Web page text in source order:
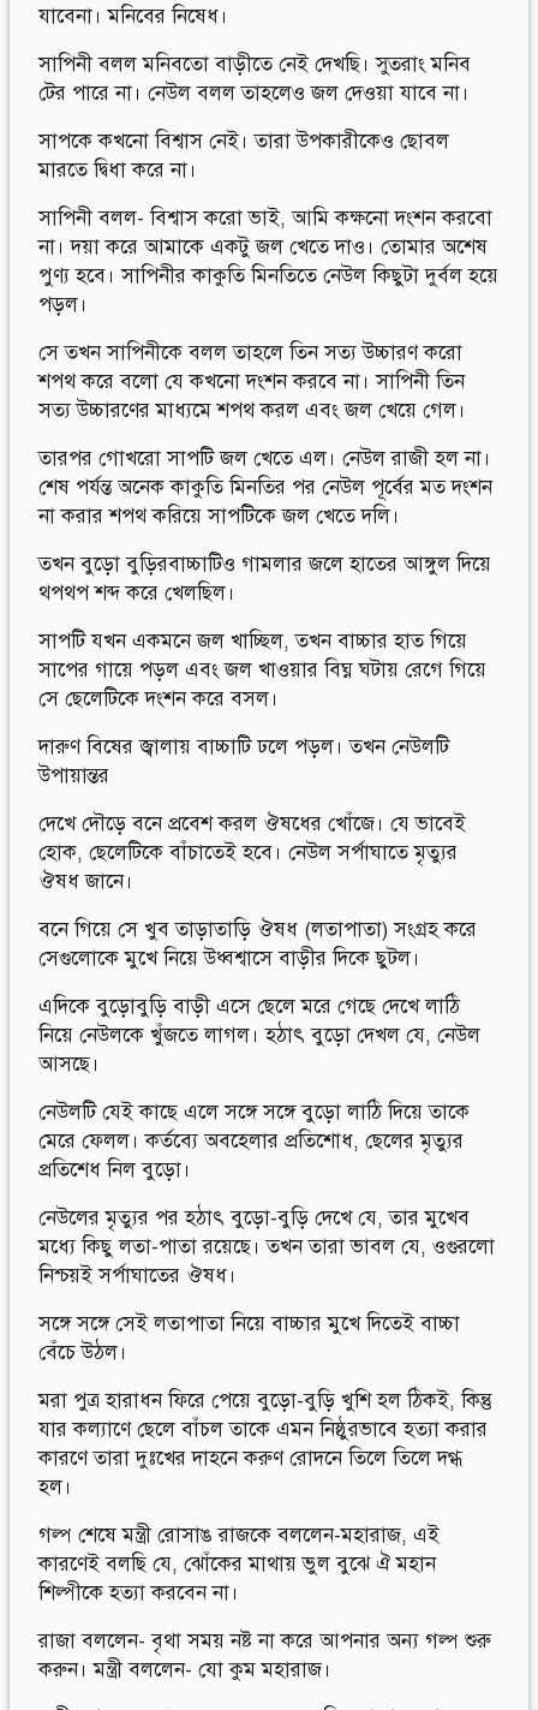
যাবেনা। মনিবের নিষেধ।
সাপিনী বলল মনিবতো বাড়ীতে নেই দেখছি। সুতরাং মনিব
টের পারে না। নেউল বলল তাহলেও জল দেওয়া যাবে না।
সাপকে কখনো বিশ্বাস নেই। তারা উপকারীকেও ছোবল
মারতে দ্বিধা করে না।
সাপিনী বলল- বিশ্বাস করো ভাই, আমি কক্ষনো দংশন করবো
না। দয়া করে আমাকে একটু জল খেতে দাও। তোমার অশেষ
পুণ্য হবে। সাপিনীর কাকুতি মিনতিতে নেউল কিছুটা দুর্বল হয়ে
পড়ল।
সে তখন সাপিনীকে বলল তাহলে তিন সত্য উচ্চারণ করো
শপথ করে বলো যে কখনো দংশন করবে না। সাপিনী তিন
সত্য উচ্চারণের মাধ্যমে শপথ করল এবং জল খেয়ে গেল।
তারপর গোখরো সাপটি জল খেতে এল। নেউল রাজী হল না।
শেষ পর্যন্ত অনেক কাকুতি মিনতির পর নেউল পূর্বের মত দংশন
না করার শপথ করিয়ে সাপটিকে জল খেতে দলি।
তখন বুড়ো বুড়িরবাচ্চাটিও গামলার জলে হাতের আঙ্গুল দিয়ে
থপথপ শব্দ করে খেলছিল।
সাপটি যখন একমনে জল খাচ্ছিল, তখন বাচ্চার হাত গিয়ে
সাপের গায়ে পড়ল এবং জল খাওয়ার বিঘ্ন ঘটায় রেগে গিয়ে
সে ছেলেটিকে দংশন করে বসল।
দারুণ বিষের জ্বালায় বাচ্চাটি ঢলে পড়ল। তখন নেউলটি
উপায়ান্তর
দেখে দৌড়ে বনে প্রবেশ করল ঔষধের খোঁজে। যে ভাবেই
হোক, ছেলেটিকে বাঁচাতেই হবে। নেউল সর্পাঘাতে মৃত্যুর
ঔষধ জানে।
বনে গিয়ে সে খুব তাড়াতাড়ি ঔষধ (লতাপাতা) সংগ্রহ করে
সেগুলোকে মুখে নিয়ে উধ্বশ্বাসে বাড়ীর দিকে ছুটল।
এদিকে বুড়োবুড়ি বাড়ী এসে ছেলে মরে গেছে দেখে লাঠি
নিয়ে নেউলকে খুঁজতে লাগল। হঠাৎ বুড়ো দেখল যে, নেউল
আসছে।
নেউলটি যেই কাছে এলে সঙ্গে সঙ্গে বুড়ো লাঠি দিয়ে তাকে
মেরে ফেলল। কর্তব্যে অবহেলার প্রতিশোধ, ছেলের মৃত্যুর
প্রতিশেধ নিল বুড়ো।
নেউলের মৃত্যুর পর হঠাৎ বুড়ো-বুড়ি দেখে যে, তার মুখেব
মধ্যে কিছু লতা-পাতা রয়েছে। তখন তারা ভাবল যে, ওগুরলো
নিশ্চয়ই সর্পাঘাতের ঔষধ।
সঙ্গে সঙ্গে সেই লতাপাতা নিয়ে বাচ্চার মুখে দিতেই বাচ্চা
বেঁচে উঠল।
মরা পুত্র হারাধন ফিরে পেয়ে বুড়ো-বুড়ি খুশি হল ঠিকই, কিন্তু
যার কল্যাণে ছেলে বাঁচল তাকে এমন নিষ্ঠুরভাবে হত্যা করার
কারণে তারা দুঃখের দাহনে করুণ রোদনে তিলে তিলে দগ্ধ
হল।
গল্প শেষে মন্ত্রী রোসাঙ রাজকে বললেন-মহারাজ, এই
কারণেই বলছি যে, ঝোঁকের মাথায় ভুল বুঝে ঐ মহান
শিল্পীকে হত্যা করবেন না।
রাজা বললেন- বৃথা সময় নষ্ট না করে আপনার অন্য গল্প শুরু
করুন। মন্ত্রী বললেন- যো কুম মহারাজ।